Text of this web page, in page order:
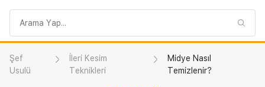
sorgusu
Şef
Usulü
İleri Kesim
Teknikleri
Midye Nasıl
Temizlenir?